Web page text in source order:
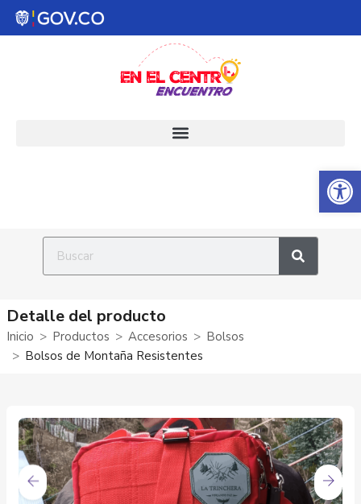
Abrir
Detalle del producto
Inicio Productos Accesorios
Bolsos
Bolsos de Montaña Resistentes